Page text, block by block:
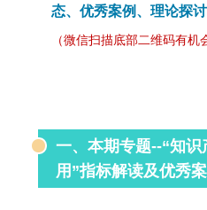
态、优秀案例、理论探
（微信扫描底部二维码有机
一、本期专题--“知
用”指标解读及优秀